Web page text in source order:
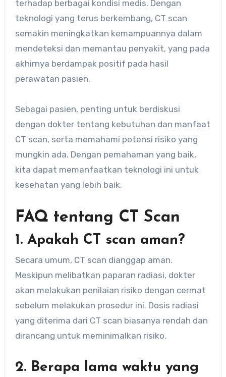
terhadap berbagai kondisi medis. Dengan
teknologi yang terus berkembang, CT scan
semakin meningkatkan kemampuannya dalam
mendeteksi dan memantau penyakit, yang pada
akhirnya berdampak positif pada hasil
perawatan pasien.
Sebagai pasien, penting untuk berdiskusi
dengan dokter tentang kebutuhan dan manfaat
CT scan, serta memahami potensi risiko yang
mungkin ada. Dengan pemahaman yang baik,
kita dapat memanfaatkan teknologi ini untuk
kesehatan yang lebih baik.
FAQ tentang CT Scan
1. Apakah CT scan aman?
Secara umum, CT scan dianggap aman.
Meskipun melibatkan paparan radiasi, dokter
akan melakukan penilaian risiko dengan cermat
sebelum melakukan prosedur ini. Dosis radiasi
yang diterima dari CT scan biasanya rendah dan
dirancang untuk meminimalkan risiko.
2. Berapa lama waktu yang